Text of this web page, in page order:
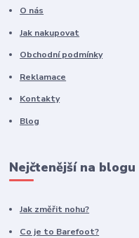
O nás
Jak nakupovat
Obchodní podmínky
Reklamace
Kontakty
Blog
Nejčtenější na blogu
Jak změřit nohu?
Co je to Barefoot?